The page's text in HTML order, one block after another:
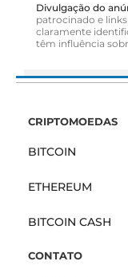
Divulgação do
patrocinado e
claramente
têm influência
CRIPTOMOEDAS
BITCOIN
ETHEREUM
BITCOIN CASH
CONTATO